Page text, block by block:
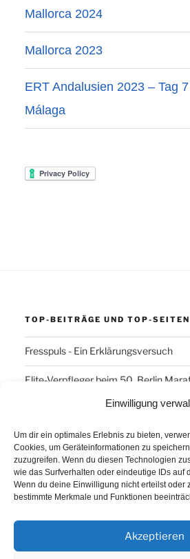
Einwilligung
Um dir ein optimales Erlebnis zu bieten,
Cookies, um Geräteinformationen zu
zuzugreifen. Wenn du diesen Technologien
wie das Surfverhalten oder eindeutige IDs auf
Wenn du deine Einwilligung nicht erteilst oder
bestimmte Merkmale und Funktionen
Akzeptieren
Mallorca 2024
Mallorca 2023
ERT Andalusien 2023 – Tag
Málaga
TOP-BEITRÄGE UND TOP-SEITEN
Fresspuls - Ein Erklärungsversuch
Elite-Verpfleger beim 50. Berlin
Arber Daum Ergo 8i
Havanna Kuba Laufen